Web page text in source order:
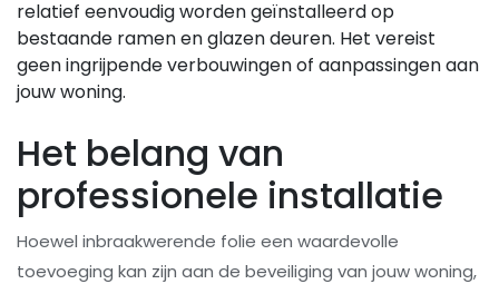
relatief eenvoudig worden geïnstalleerd op
bestaande ramen en glazen deuren. Het vereist
geen ingrijpende verbouwingen of aanpassingen aan
jouw woning.
Het belang van
professionele installatie
Hoewel inbraakwerende folie een waardevolle
toevoeging kan zijn aan de beveiliging van jouw woning,